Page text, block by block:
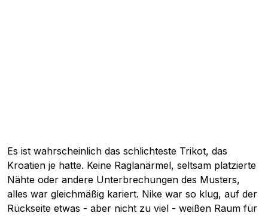
Es ist wahrscheinlich das schlichteste Trikot, das
Kroatien je hatte. Keine Raglanärmel, seltsam platzierte
Nähte oder andere Unterbrechungen des Musters,
alles war gleichmäßig kariert. Nike war so klug, auf der
Rückseite etwas - aber nicht zu viel - weißen Raum für